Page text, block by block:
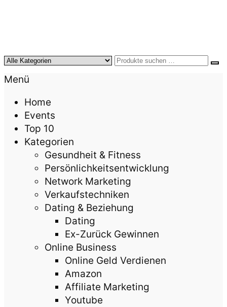
KursTipps.de
Weil Weiterbildung die beste Investition für mehr
Lebensqualität ist.
Menü
Home
Events
Top 10
Kategorien
Gesundheit & Fitness
Persönlichkeitsentwicklung
Network Marketing
Verkaufstechniken
Dating & Beziehung
Dating
Ex-Zurück Gewinnen
Online Business
Online Geld Verdienen
Amazon
Affiliate Marketing
Youtube